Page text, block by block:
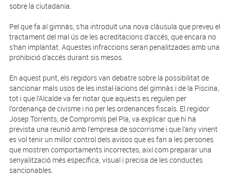
sobre la ciutadania.
Pel que fa al gimnàs, s’ha introduït una nova clàusula que preveu el
tractament del mal ús de les acreditacions d’accés, que encara no
s’han implantat. Aquestes infraccions seran penalitzades amb una
prohibició d’accés durant sis mesos.
En aquest punt, els regidors van debatre sobre la possibilitat de
sancionar mals usos de les instal·lacions del gimnàs i de la Piscina,
tot i que l’Alcalde va fer notar que aquests es regulen per
l’ordenança de civisme i no per les ordenances fiscals. El regidor
Josep Torrents, de Compromís pel Pla, va explicar que hi ha
prevista una reunió amb l’empresa de socorrisme i que l’any vinent
es vol tenir un millor control dels avisos que es fan a les persones
que mostren comportaments incorrectes, així com preparar una
senyalització més específica, visual i precisa de les conductes
sancionables.